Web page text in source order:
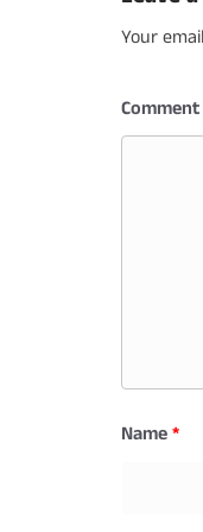
Your
Comment
Name*